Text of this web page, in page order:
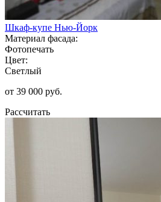
Шкаф-купе Нью-Йорк
Материал фасада:
Фотопечать
Цвет:
Светлый
от 39 000 руб.
Рассчитать